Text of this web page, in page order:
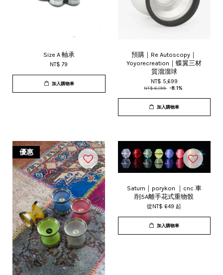
Size A 軸承
NT$ 79
加入購物車
預購｜Re Autoscopy｜
Yoyorecreation｜蝶翼三材
質溜溜球
NT$ 5,699
NT$ 6,199 -8.1%
加入購物車
優惠
Saturn｜porykon ｜cnc 車
削5A離手花式重物骰
從NT$ 649起
加入購物車